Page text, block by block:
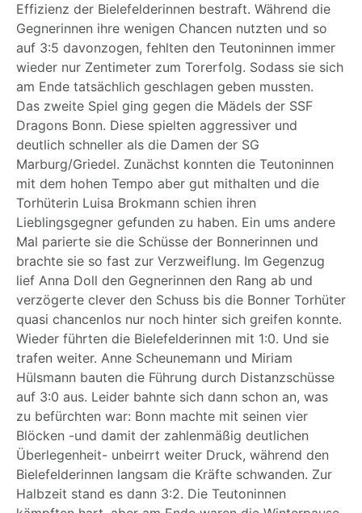
Effizienz der Bielefelderinnen bestraft. Während die
Gegnerinnen ihre wenigen Chancen nutzten und so
auf 3:5 davonzogen, fehlten den Teutoninnen immer
wieder nur Zentimeter zum Torerfolg. Sodass sie sich
am Ende tatsächlich geschlagen geben mussten.
Das zweite Spiel ging gegen die Mädels der SSF
Dragons Bonn. Diese spielten aggressiver und
deutlich schneller als die Damen der SG
Marburg/Griedel. Zunächst konnten die Teutoninnen
mit dem hohen Tempo aber gut mithalten und die
Torhüterin Luisa Brokmann schien ihren
Lieblingsgegner gefunden zu haben. Ein ums andere
Mal parierte sie die Schüsse der Bonnerinnen und
brachte sie so fast zur Verzweiflung. Im Gegenzug
lief Anna Doll den Gegnerinnen den Rang ab und
verzögerte clever den Schuss bis die Bonner Torhüter
quasi chancenlos nur noch hinter sich greifen konnte.
Wieder führten die Bielefelderinnen mit 1:0. Und sie
trafen weiter. Anne Scheunemann und Miriam
Hülsmann bauten die Führung durch Distanzschüsse
auf 3:0 aus. Leider bahnte sich dann schon an, was
zu befürchten war: Bonn machte mit seinen vier
Blöcken -und damit der zahlenmäßig deutlichen
Überlegenheit- unbeirrt weiter Druck, während den
Bielefelderinnen langsam die Kräfte schwanden. Zur
Halbzeit stand es dann 3:2. Die Teutoninnen